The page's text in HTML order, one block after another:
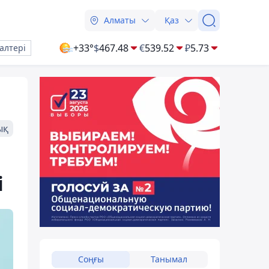
Алматы Қаз
+33°$467.48 €539.52 ₽5.73
Соңғы Танымал